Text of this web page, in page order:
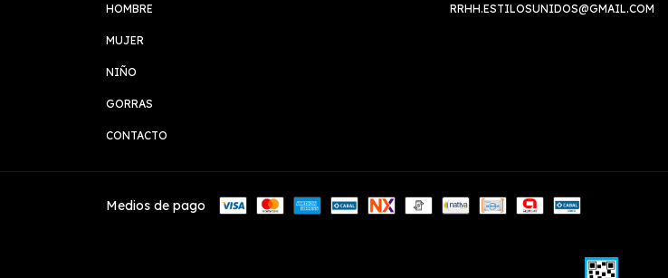
HOMBRE
MUJER
NIÑO
GORRAS
CONTACTO
RRHH.ESTILOSUNIDOS@GMAIL.COM
Medios de pago